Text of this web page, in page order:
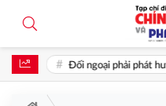
Đối ngoại phải phát huy